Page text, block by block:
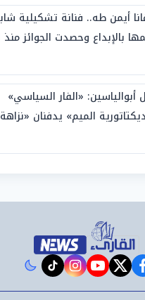
أيمن طه.. فنانة تشكيلية
بالإبداع وحصدت الجوائز منذ
أبوالياسين: «الفار السياسي»
الميم» يدفنان
facebook
twitter
youtube
instagram
tiktok